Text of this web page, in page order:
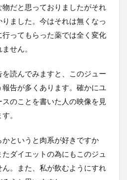
だと思っておりましたがそれ
ました。今はそれは無くなっ
ってもらった薬では全く変化
せん。
読んでみますと、このジュー
告が多くあります。確かにユ
のことを書いた人の映像を見
。
というと肉系が好きですか
ダイエットの為にもこのジュ
。また、私が飲むようにすれ